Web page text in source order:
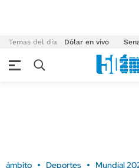
Temas del día Dólar en vivo
ámbito Deportes Mundial